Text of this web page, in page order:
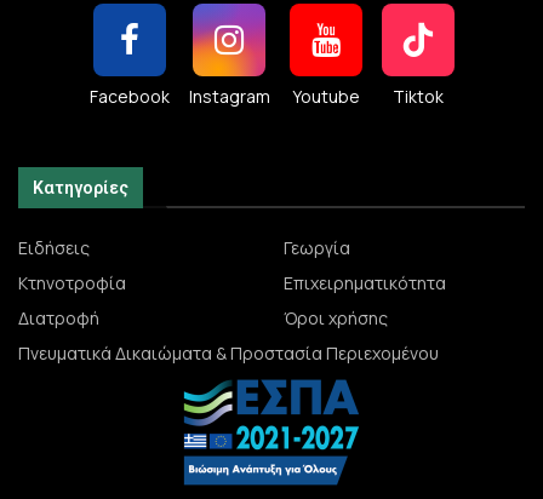
Facebook Instagram Youtube Tiktok
Κατηγορίες
Ειδήσεις
Γεωργία
Κτηνοτροφία
Επιχειρηματικότητα
Διατροφή
Όροι χρήσης
Πνευματικά Δικαιώματα & Προστασία Περιεχομένου